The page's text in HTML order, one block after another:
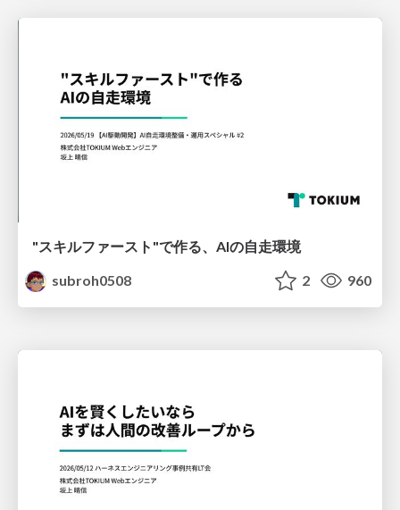
"スキルファースト"で作る、AIの自走環境
subroh0508
2 960